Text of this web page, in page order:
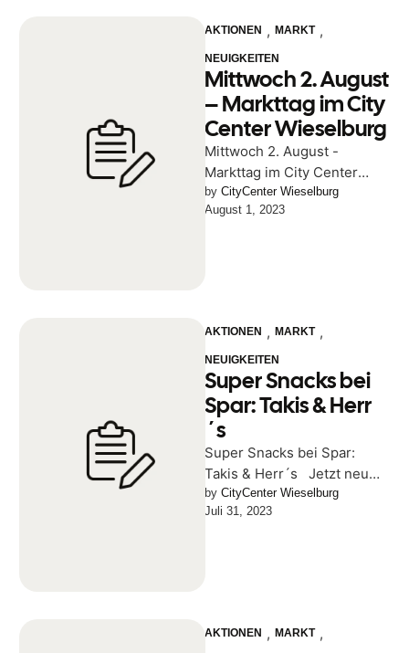
AKTIONEN , MARKT ,
NEUIGKEITEN
Mittwoch 2. August
– Markttag im City
Center Wieselburg
Mittwoch 2. August -
Markttag im City Center
Wieselburg Gutes &
Regionales jeden 1. und 3.
by CityCenter Wieselburg
August 1, 2023
AKTIONEN , MARKT ,
NEUIGKEITEN
Super Snacks bei
Spar: Takis & Herr
´s
Super Snacks bei Spar:
Takis & Herr´s Jetzt neu
die lässigsten Snacks bei
Spar Moser! Herrs Buffalo …
by CityCenter Wieselburg
Juli 31, 2023
AKTIONEN , MARKT ,